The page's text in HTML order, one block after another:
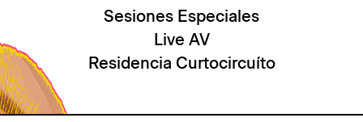
Sesiones Especiales
Live AV
Residencia Curtocircuíto